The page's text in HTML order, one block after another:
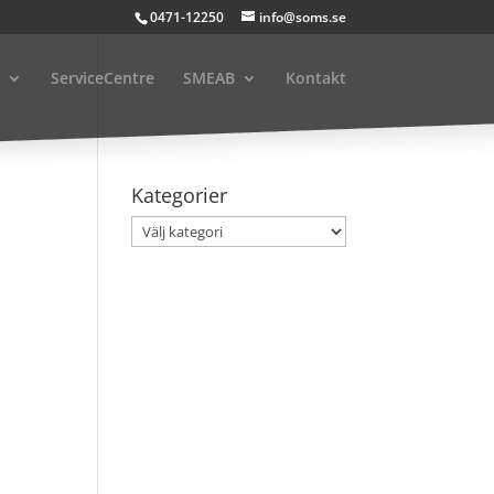
0471-12250 info@soms.se
ServiceCentre SMEAB Kontakt
Kategorier
Kategorier